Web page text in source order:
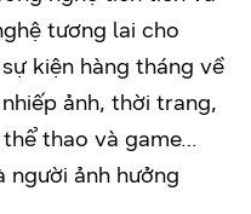
tương lai cho
kiện hàng tháng về
ảnh, thời trang,
thao và game…
người ảnh hưởng